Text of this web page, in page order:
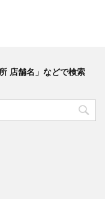
店舗名」などで検索